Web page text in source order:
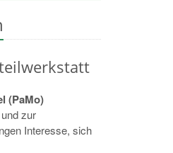
(PaMo)
zur
Interesse, sich